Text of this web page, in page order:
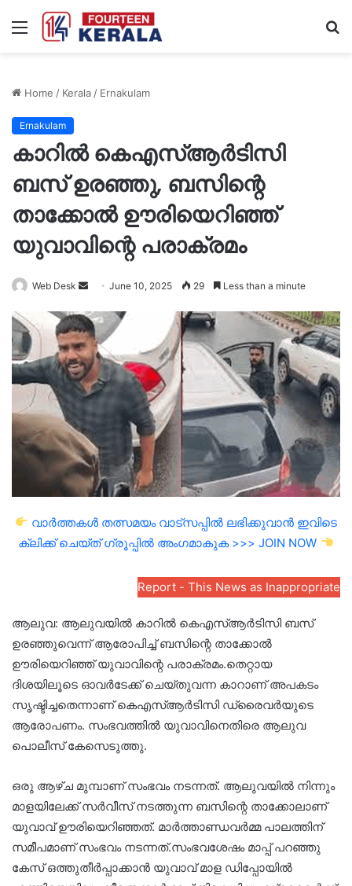
Menu
Home / Kerala/ Ernakulam
Ernakulam
കാറിൽ കെഎസ്ആർടിസി
ബസ് ഉരഞ്ഞു, ബസിന്റെ
താക്കോൽ ഊരിയെറിഞ്ഞ്
യുവാവിന്റെ പരാക്രമം
Web Desk
Send
email
June 10, 2025 29 Less than a minute
വാർത്തകൾ തത്സമയം വാട്സപ്പിൽ ലഭിക്കുവാൻ ഇവിടെ
ക്ലിക്ക് ചെയ്ത് ഗ്രൂപ്പിൽ അംഗമാകുക >>> JOIN NOW
Report - This News as Inappropriate
ആലുവ: ആലുവയിൽ കാറിൽ കെഎസ്ആർടിസി ബസ്
ഉരഞ്ഞുവെന്ന് ആരോപിച്ച് ബസിന്റെ താക്കോൽ
ഊരിയെറിഞ്ഞ് യുവാവിന്റെ പരാക്രമം.തെറ്റായ
ദിശയിലൂടെ ഓവർടേക്ക് ചെയ്തുവന്ന കാറാണ് അപകടം
സൃഷ്ടിച്ചതെന്നാണ് കെഎസ്ആർടിസി ഡ്രൈവർയുടെ
ആരോപണം. സംഭവത്തിൽ യുവാവിനെതിരെ ആലുവ
പൊലീസ് കേസെടുത്തു.
ഒരു ആഴ്ച മുമ്പാണ് സംഭവം നടന്നത്. ആലുവയിൽ നിന്നും
മാളയിലേക്ക് സർവീസ് നടത്തുന്ന ബസിന്റെ താക്കോലാണ്
യുവാവ് ഊരിയെറിഞ്ഞത്. മാർത്താണ്ഡവർമ്മ പാലത്തിന്
സമീപമാണ് സംഭവം നടന്നത്.സംഭവശേഷം മാപ്പ് പറഞ്ഞു
കേസ് ഒത്തുതീർപ്പാക്കാൻ യുവാവ് മാള ഡിപ്പോയിൽ